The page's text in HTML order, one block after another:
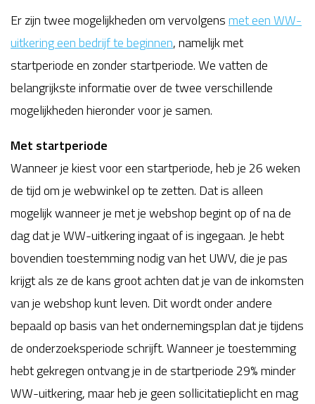
Er zijn twee mogelijkheden om vervolgensmet een WW-
uitkering een bedrijf te beginnen, namelijk met
startperiode en zonder startperiode. We vatten de
belangrijkste informatie over de twee verschillende
mogelijkheden hieronder voor je samen.
Met startperiode
Wanneer je kiest voor een startperiode, heb je 26 weken
de tijd om je webwinkel op te zetten. Dat is alleen
mogelijk wanneer je met je webshop begint op of na de
dag dat je WW-uitkering ingaat of is ingegaan. Je hebt
bovendien toestemming nodig van het UWV, die je pas
krijgt als ze de kans groot achten dat je van de inkomsten
van je webshop kunt leven. Dit wordt onder andere
bepaald op basis van het ondernemingsplan dat je tijdens
de onderzoeksperiode schrijft. Wanneer je toestemming
hebt gekregen ontvang je in de startperiode 29% minder
WW-uitkering, maar heb je geen sollicitatieplicht en mag